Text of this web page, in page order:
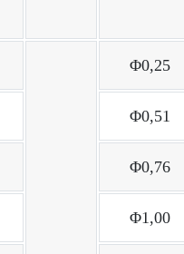
Φ0,25
Φ0,51
Φ0,76
Φ1,00